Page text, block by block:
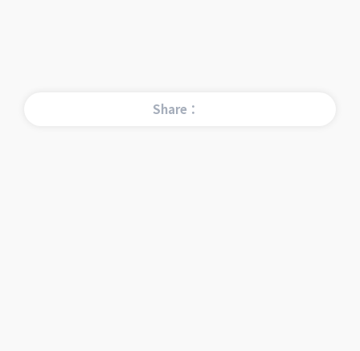
Share：